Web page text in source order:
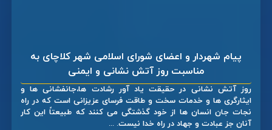
پیام شهردار و اعضای شورای اسلامی شهر کلاچای به
مناسبت روز آتش نشانی و ایمنی
روز آتش نشانی در حقیقت یاد آور رشادت ها،جانفشانی ها و
ایثارگری ها و خدمات سخت و طاقت فرسای عزیزانی است که در راه
نجات جان انسان ها از خود گذشتگی می کنند که طبیعتاً این کار
آنان جز عبادت و جهاد در راه خدا نیست. ...